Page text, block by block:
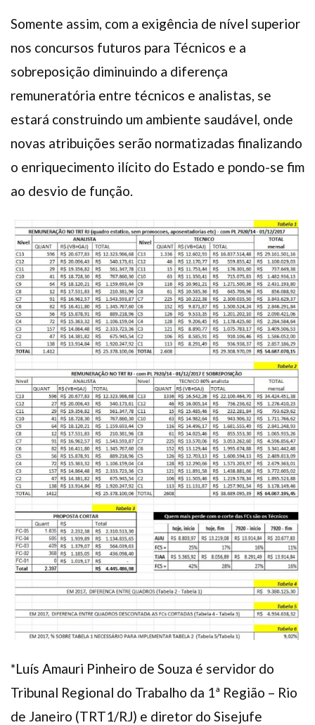
Somente assim, com a exigência de nível superior
nos concursos futuros para Técnicos e a
sobreposição diminuindo a diferença
remuneratória entre técnicos e analistas, se
estará construindo um ambiente saudável, onde
novas atribuições serão normatizadas finalizando
o enriquecimento ilícito do Estado e pondo-se fim
ao desvio de função.
*Luís Amauri Pinheiro de Souza é servidor do
Tribunal Regional do Trabalho da 1ª Região – Rio
de Janeiro (TRT1/RJ) e diretor do Sisejufe